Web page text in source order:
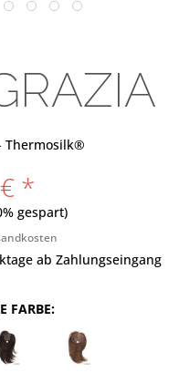
Thermosilk®
*
gespart)
ab Zahlungseingang
FARBE: